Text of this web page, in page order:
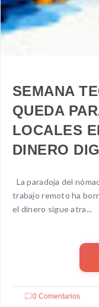
SEMANA
QUEDA
LOCALES
DINERO
La paradoja del
trabajo remoto ha
el dinero sigue atra...
0 Comentarios